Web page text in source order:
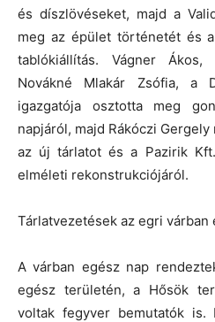
és díszlövéseket, majd a
meg az épület történetét és
tablókiállítás. Vágner
Novákné Mlakár Zsófia, a
igazgatója osztotta meg
napjáról, majd Rákóczi
az új tárlatot és a Pazirik
elméleti rekonstrukciójáról.
Tárlatvezetések az egri várban
A várban egész nap
egész területén, a Hősök
voltak fegyver bemutatók is.